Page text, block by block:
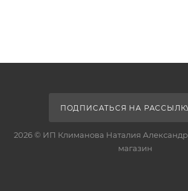
ПОДПИСАТЬСЯ НА
2026 © ИП Климанова Наталия
магазин